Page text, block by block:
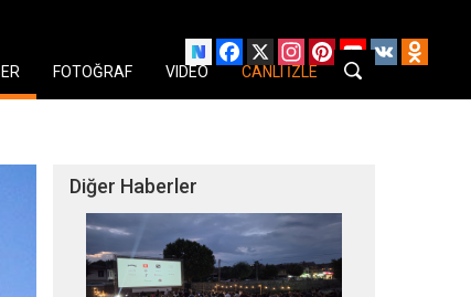
Facebook
X Instagram
PinterestYouTube
VK
FOTOĞRAF VIDEO CANLI İZLE
Diğer Haberler